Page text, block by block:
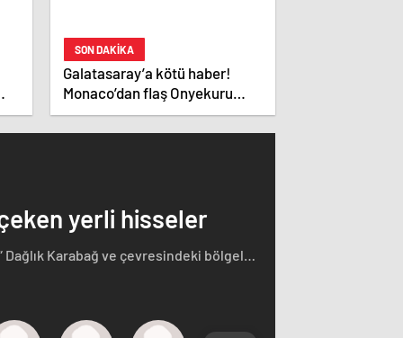
SON DAKİKA
Galatasaray’a kötü haber!
Monaco’dan flaş Onyekuru
kararı.
yerli hisseler
Karabağ ve çevresindeki bölgeler